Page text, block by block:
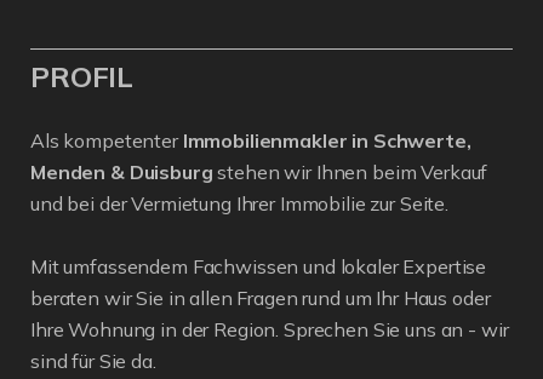
PROFIL
Als kompetenter Immobilienmakler in Schwerte,
Menden & Duisburg stehen wir Ihnen beim Verkauf
und bei der Vermietung Ihrer Immobilie zur Seite.
Mit umfassendem Fachwissen und lokaler Expertise
beraten wir Sie in allen Fragen rund um Ihr Haus oder
Ihre Wohnung in der Region. Sprechen Sie uns an - wir
sind für Sie da.